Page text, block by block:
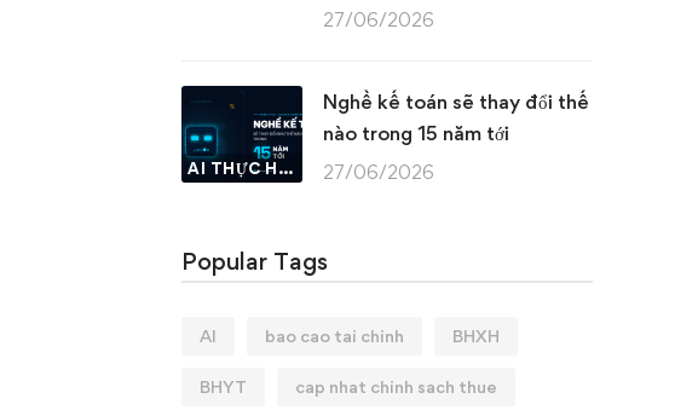
27/06/2026
AI THỰC HÀNH
Nghề kế toán sẽ thay đổi thế
nào trong 15 năm tới
27/06/2026
Popular Tags
AI bao cao tai chinh BHXH
BHYT cap nhat chinh sach thue